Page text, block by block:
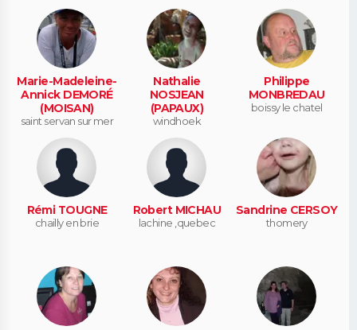
Marie-Madeleine-
Annick DEMORÉ
(MOISAN)
saint servan sur mer
Nathalie
NOSJEAN
(PAPAUX)
windhoek
Philippe
MONBREDAU
boissy le chatel
Rémi TOUGNE
chailly en brie
Robert MICHAU
lachine ,quebec
Sandrine CERSOY
thomery